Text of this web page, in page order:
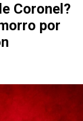
Coronel?
por